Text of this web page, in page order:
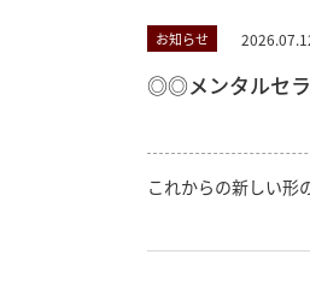
お知らせ
◎◎メンタルセ
これからの新しい形